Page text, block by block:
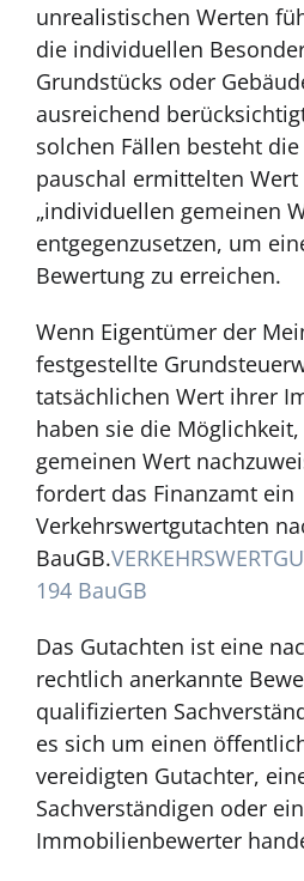
unrealistischen Werten
die individuellen
Grundstücks oder
ausreichend
solchen Fällen besteht
pauschal ermittelten Wert
„individuellen gemeinen
entgegenzusetzen, um
Bewertung zu erreichen.
Wenn Eigentümer der
festgestellte
tatsächlichen Wert ihrer
haben sie die
gemeinen Wert
fordert das Finanzamt ein
Verkehrswertgutachten
BauGB.
194 BauGB
Das Gutachten ist eine
rechtlich anerkannte
qualifizierten
es sich um einen
vereidigten Gutachter,
Sachverständigen oder
Immobilienbewerter